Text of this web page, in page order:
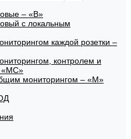
– «В»
с локальным
каждой розетки –
контролем и
«МС»
мониторингом – «М»